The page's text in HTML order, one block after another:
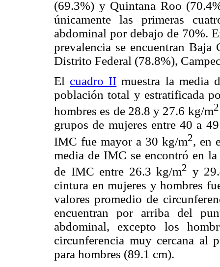
(69.3%) y Quintana Roo
únicamente las primeras
abdominal por debajo de 70%.
prevalencia se encuentran
Distrito Federal (78.8%),
El cuadro II muestra la media
población total y estratificada
hombres es de 28.8 y 27.6 kg/m2
grupos de mujeres entre 40 a
IMC fue mayor a 30 kg/m2, en
media de IMC se encontró en
de IMC entre 26.3 kg/m2 y
cintura en mujeres y hombres
valores promedio de
encuentran por arriba del
abdominal, excepto los
circunferencia muy cercana al
para hombres (89.1 cm).